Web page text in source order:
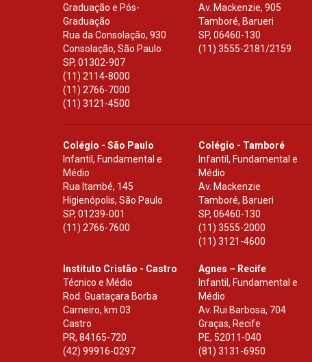
Graduação e Pós-
Graduação
Rua da Consolação, 930
Consolação, São Paulo
SP, 01302-907
(11) 2114-8000
(11) 2766-7000
(11) 3121-4500
Av. Mackenzie, 905
Tamboré, Barueri
SP,06460-130
(11) 3555-2181/2159
Colégio - São Paulo
Infantil, Fundamental e
Médio
Rua Itambé, 145
Higienópolis, São Paulo
SP, 01239-001
(11) 2766-7600
Colégio - Tamboré
Infantil, Fundamental e
Médio
Av. Mackenzie
Tamboré, Barueri
SP,06460-130
(11) 3555-2000
(11) 3121-4600
Instituto Cristão - Castro
Técnico e Médio
Rod. Guataçara Borba
Carneiro, km 03
Castro
PR, 84165-720
(42) 99916-0297
Agnes – Recife
Infantil, Fundamental e
Médio
Av. Rui Barbosa, 704
Graças, Recife
PE, 52011-040
(81) 3131-6950